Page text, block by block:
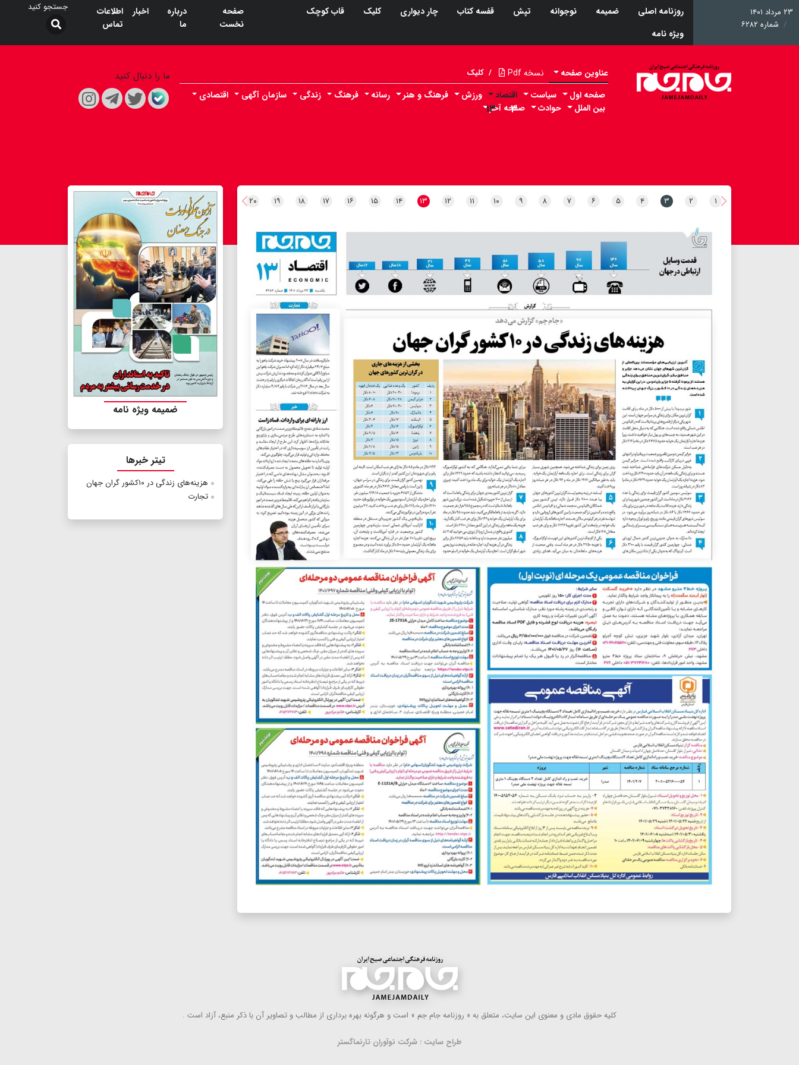
۲۳ مرداد ۱۴۰۱
شماره ۶۲۸۲
روزنامه اصلی ضمیمه نوجوانه تپش قفسه کتاب چار دیواری کلیک
قاب کوچک
ویژه نامه
صفحه
نخست
درباره
ما
اخبار
اطلاعات
تماس
عناوین صفحه نسخه Pdf / کلیک
صفحه اول سیاست اقتصاد
۳ ۱۳
ورزش فرهنگ و هنر رسانه فرهنگ زندگی سازمان آگهی
اقتصادی
بین الملل
حوادث صفحه آخر
ما را دنبال کنید
۱ ۲ ۳ ۴ ۵ ۶ ۷ ۸ ۹ ۱۰ ۱۱ ۱۲ ۱۳ ۱۴ ۱۵ ۱۶ ۱۷ ۱۸ ۱۹ ۲۰
ضمیمه ویژه نامه
تیتر خبرها
هزینه‌های زندگی در ۱۰کشور گران جهان
تجارت
كلیه حقوق مادی و معنوی این سایت، متعلق به « روزنامه جام جم » است و هرگونه بهره ‌برداری از مطالب و تصاویر آن با ذكر منبع، آزاد است .
طراح سایت : شرکت نوآوران تارنماگستر